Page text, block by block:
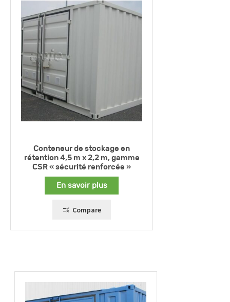
Conteneur de stockage en
rétention 4,5 m x 2,2 m, gamme
CSR « sécurité renforcée »
En savoir plus
Compare